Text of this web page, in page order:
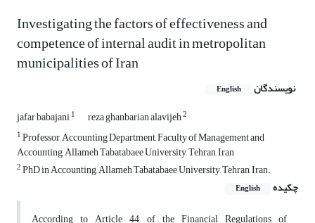
Investigating the factors of effectiveness and
competence of internal audit in metropolitan
municipalities of Iran
نویسندگان English
jafar babajani1 reza ghanbarian alavijeh2
1Professor, Accounting Department, Faculty of Management and
Accounting, Allameh Tabatabaee University, Tehran, Iran
2PhD in Accounting, Allameh Tabatabaee University, Tehran, Iran.
چکیده
English